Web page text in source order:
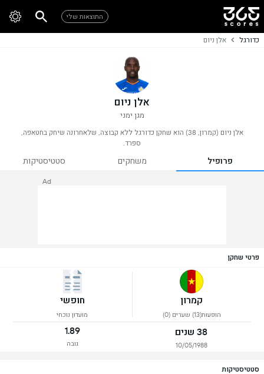
התוצאות שלי
כדורגל אלן ניום
אלן ניום
מגן ימני
אלן ניום (קמרון, 38) הוא שחקן כדורגל ללא קבוצה, שלאחרונה שיחק בחטאפה,
ספרד.
פרופיל משחקים סטטיסטיקות
Ad
פרטי שחקן
קמרון
הופעות(13) שערים (0)
חופשי
מועדון נוכחי
38 שנים
10/05/1988
1.89
גובה
סטטיסטיקות